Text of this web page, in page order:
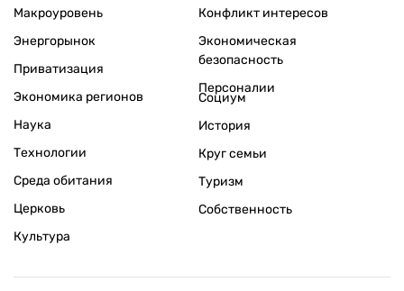
Макроуровень
Энергорынок
Приватизация
Экономика регионов
Конфликт интересов
Экономическая
безопасность
Персоналии
Наука
Технологии
Среда обитания
Церковь
Культура
Социум
История
Круг семьи
Туризм
Собственность